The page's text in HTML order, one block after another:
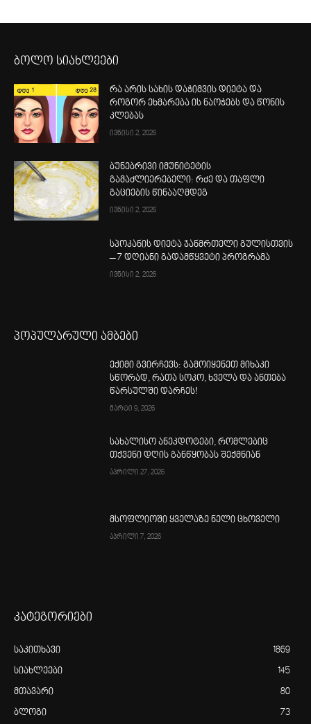
ბოლო სიახლეები
რა არის სახის დაჭიმვის დიეტა და
როგორ ეხმარება ის ნაოჭებს და წონის
კლებას
ივნისი 2, 2026
ბუნებრივი იმუნიტეტის
გამაძლიერებელი: რძე და თაფლი
გაციების წინააღმდეგ
ივნისი 2, 2026
სპოკანის დიეტა ჯანმრთელი გულისთვის
– 7 დღიანი გადამწყვეტი პროგრამა
ივნისი 2, 2026
პოპულარული ამბები
ექიმი გვირჩევს: გამოიყენეთ მიხაკი
სწორად, რათა სოკო, ხველა და ანთება
წარსულში დარჩეს!
მარტი 9, 2026
სახალისო ანეკდოტები, რომლებიც
თქვენი დღის განწყობას შექმნიან
აპრილი 27, 2026
მსოფლიოში ყველაზე ნელი ცხოველი
აპრილი 7, 2026
კატეგორიები
საკითხავი 1869
სიახლეები 145
მთავარი 80
ბლოგი 73